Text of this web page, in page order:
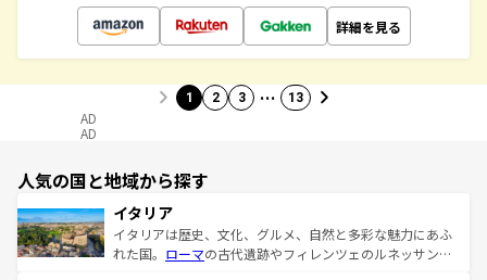
詳細を見る
1 2 3 … 13
AD
AD
人気の国と地域から探す
イタリア
イタリアは歴史、文化、グルメ、自然と多彩な魅力にあふ
れた国。 ローマの古代遺跡やフィレンツェのルネッサンス